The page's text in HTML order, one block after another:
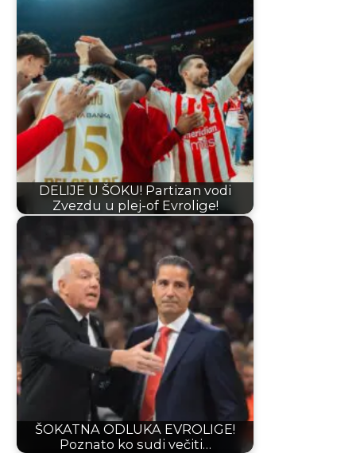
DELIJE U ŠOKU! Partizan vodi
Zvezdu u plej-of Evrolige!
ŠOKATNA ODLUKA EVROLIGE!
Poznato ko sudi večiti…